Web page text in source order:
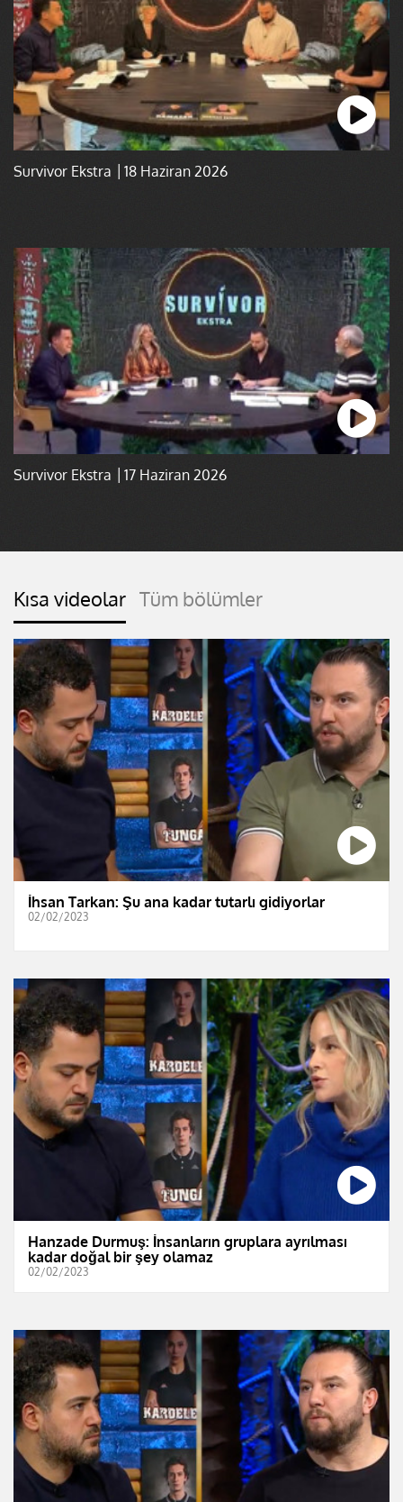
Survivor Ekstra │18 Haziran 2026
Survivor Ekstra │17 Haziran 2026
Kısa videolar Tüm bölümler
İhsan Tarkan: Şu ana kadar tutarlı gidiyorlar
02/02/2023
Hanzade Durmuş: İnsanların gruplara ayrılması
kadar doğal bir şey olamaz
02/02/2023